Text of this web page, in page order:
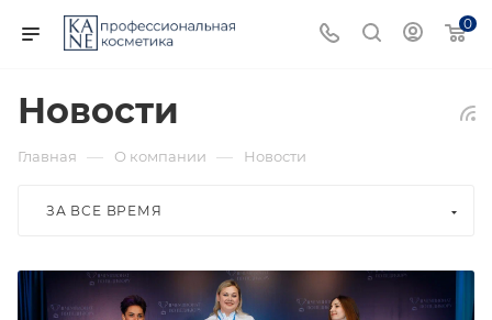
0
Новости
Главная — О компании — Новости
ЗА ВСЕ ВРЕМЯ